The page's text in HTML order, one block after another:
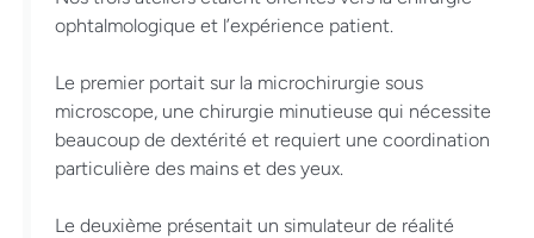
ophtalmologique et l’expérience patient.
Le premier portait sur la microchirurgie sous
microscope, une chirurgie minutieuse qui nécessite
beaucoup de dextérité et requiert une coordination
particulière des mains et des yeux.
Le deuxième présentait un simulateur de réalité